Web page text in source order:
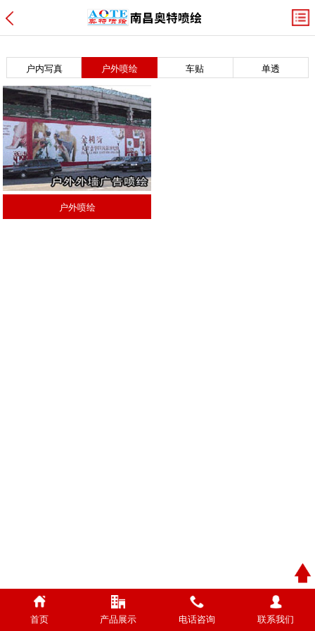
户内写真 户外喷绘 车贴 单透
户外喷绘
首页 产品展示 电话咨询 联系我们